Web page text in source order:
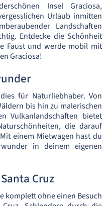
Insel Graciosa,
Urlaub inmitten
Landschaften
Entdecke die Schönheit
Faust und werde mobil mit
Graciosa!
für Naturliebhaber. Von
bis hin zu malerischen
Vulkanlandschaften bietet
die darauf
einem Mietwagen hast du
in deinem eigenen
Cruz
komplett ohne einen Besuch